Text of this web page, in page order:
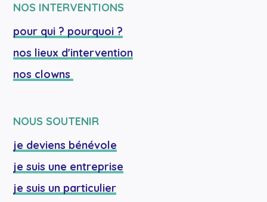
NOS INTERVENTIONS
pour qui ? pourquoi ?
nos lieux d'intervention
nos clowns
NOUS SOUTENIR
je deviens bénévole
je suis une entreprise
je suis un particulier